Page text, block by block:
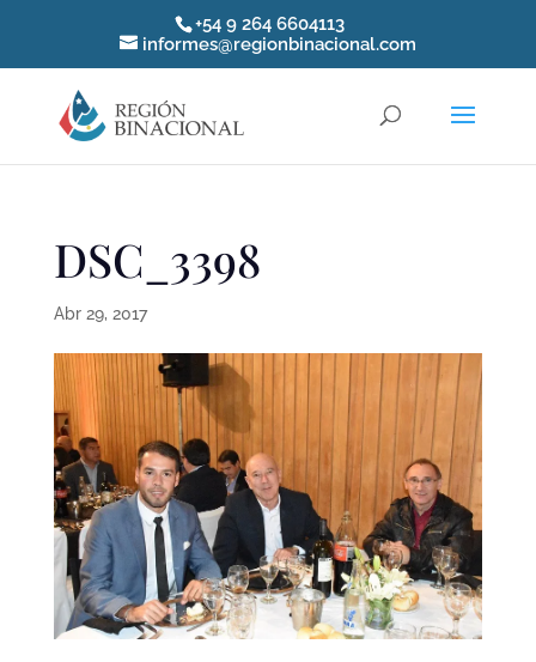
+54 9 264 6604113
informes@regionbinacional.com
DSC_3398
Abr 29, 2017